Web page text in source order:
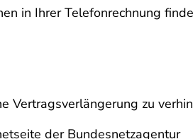
in Ihrer Telefonrechnung
Vertragsverlängerung zu
der Bundesnetzagentur